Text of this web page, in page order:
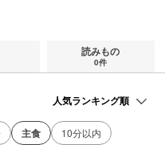
読みもの
0件
主食 10分以内